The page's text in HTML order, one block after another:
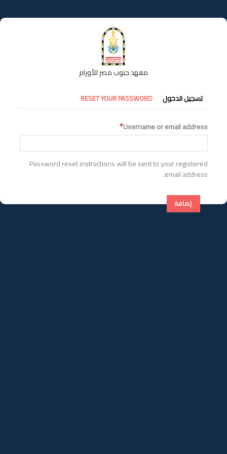
إلى
المحتوى
معهد جنوب مصر للأورام
التبويبات
الأساسية
تسجيل الدخول RESET YOUR PASSWORD
Username or email address
Password reset instructions will be sent to your registered
email address.